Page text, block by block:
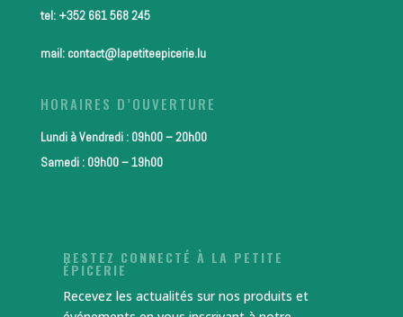
tel: +352 661 568 245
mail: contact@lapetiteepicerie.lu
HORAIRES D’OUVERTURE
Lundi à Vendredi : 09h00 – 20h00
Samedi : 09h00 – 19h00
RESTEZ CONNECTÉ À LA PETITE
ÉPICERIE
Recevez les actualités sur nos produits et